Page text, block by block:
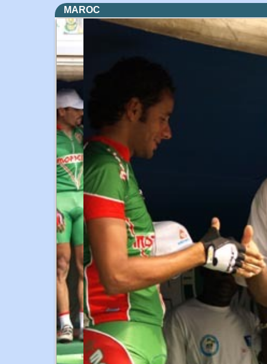
MAROC